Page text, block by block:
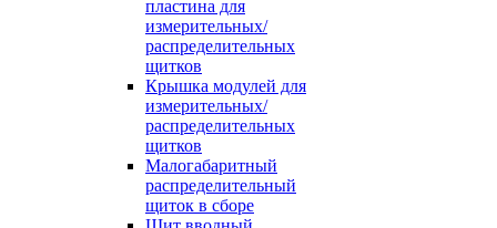
пластина для
измерительных/
распределительных
щитков
Крышка модулей для
измерительных/
распределительных
щитков
Малогабаритный
распределительный
щиток в сборе